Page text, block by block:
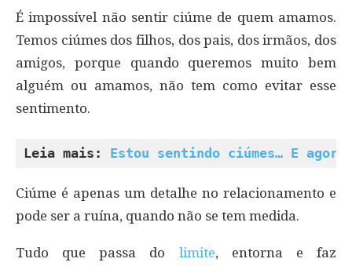
É impossível não sentir ciúme de quem amamos.
Temos ciúmes dos filhos, dos pais, dos irmãos, dos
amigos, porque quando queremos muito bem
alguém ou amamos, não tem como evitar esse
sentimento.
Leia mais: Estou sentindo ciúmes… E
Ciúme é apenas um detalhe no relacionamento e
pode ser a ruína, quando não se tem medida.
Tudo que passa do limite, entorna e faz